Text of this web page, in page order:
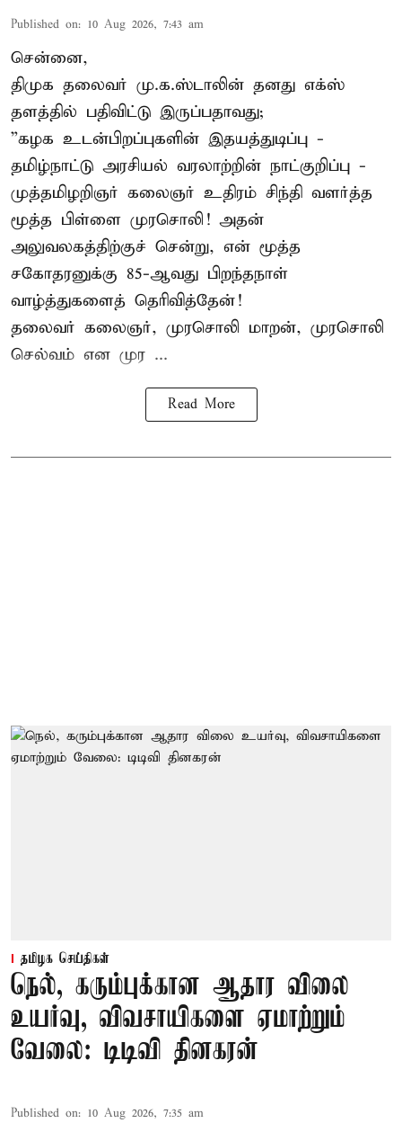
Published on: 10 Aug 2026, 7:43 am
சென்னை,
திமுக தலைவர் மு.க.ஸ்டாலின் தனது எக்ஸ்
தளத்தில் பதிவிட்டு இருப்பதாவது;
”கழக உடன்பிறப்புகளின் இதயத்துடிப்பு -
தமிழ்நாட்டு அரசியல் வரலாற்றின் நாட்குறிப்பு -
முத்தமிழறிஞர் கலைஞர் உதிரம் சிந்தி வளர்த்த
மூத்த பிள்ளை முரசொலி! அதன்
அலுவலகத்திற்குச் சென்று, என் மூத்த
சகோதரனுக்கு 85-ஆவது பிறந்தநாள்
வாழ்த்துகளைத் தெரிவித்தேன்!
தலைவர் கலைஞர், முரசொலி மாறன், முரசொலி
செல்வம் என முர ...
Read More
தமிழக செய்திகள்
நெல், கரும்புக்கான ஆதார விலை
உயர்வு, விவசாயிகளை ஏமாற்றும்
வேலை: டிடிவி தினகரன்
Published on: 10 Aug 2026, 7:35 am